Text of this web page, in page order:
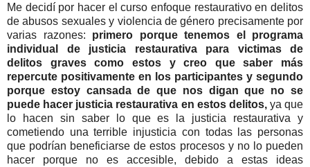
Me decidí por hacer el curso enfoque restaurativo en delitos
de abusos sexuales y violencia de género precisamente por
varias razones: primero porque tenemos el programa
individual de justicia restaurativa para victimas de
delitos graves como estos y creo que saber más
repercute positivamente en los participantes y segundo
porque estoy cansada de que nos digan que no se
puede hacer justicia restaurativa en estos delitos, ya que
lo hacen sin saber lo que es la justicia restaurativa y
cometiendo una terrible injusticia con todas las personas
que podrían beneficiarse de estos procesos y no lo pueden
hacer porque no es accesible, debido a estas ideas